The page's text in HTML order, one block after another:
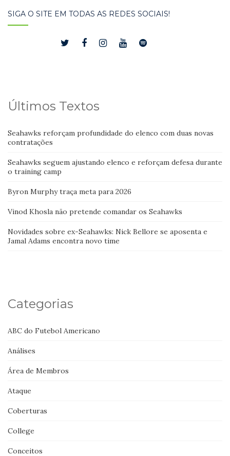
SIGA O SITE EM TODAS AS REDES SOCIAIS!
Últimos Textos
Seahawks reforçam profundidade do elenco com duas novas
contratações
Seahawks seguem ajustando elenco e reforçam defesa durante
o training camp
Byron Murphy traça meta para 2026
Vinod Khosla não pretende comandar os Seahawks
Novidades sobre ex-Seahawks: Nick Bellore se aposenta e
Jamal Adams encontra novo time
Categorias
ABC do Futebol Americano
Análises
Área de Membros
Ataque
Coberturas
College
Conceitos